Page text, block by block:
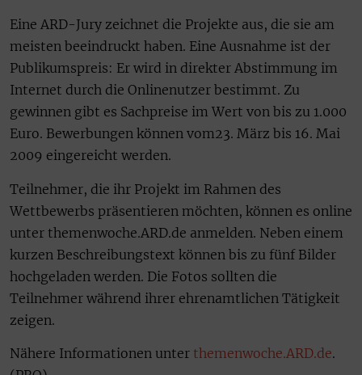
Eine ARD-Jury zeichnet die Projekte aus, die sie am
meisten beeindruckt haben. Eine Ausnahme ist der
Publikumspreis: Er wird in direkter Abstimmung im
Internet durch die Onlinenutzer bestimmt. Zu
gewinnen gibt es Sachpreise im Wert von bis zu 1.000
Euro. Bewerbungen können vom23. März bis 16. Mai
2009 eingereicht werden.
Teilnehmer, die ihr Projekt im Rahmen des
Wettbewerbs präsentieren möchten, können es online
unter themenwoche.ARD.de anmelden. Neben einem
kurzen Beschreibungstext können bis zu fünf Bilder
hochgeladen werden. Die Fotos sollten die
Teilnehmer während ihrer ehrenamtlichen Tätigkeit
zeigen.
Nähere Informationen unter themenwoche.ARD.de.